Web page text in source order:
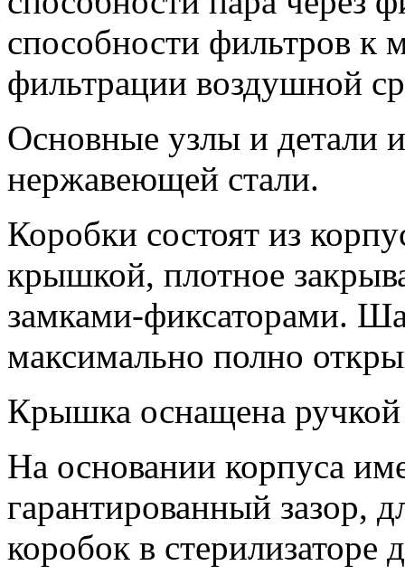
способности фильтров к
фильтрации воздушной
Основные узлы и детали
нержавеющей стали.
Коробки состоят из
крышкой, плотное
замками-фиксаторами.
максимально полно
Крышка оснащена ручкой
На основании корпуса
гарантированный зазор,
коробок в стерилизаторе